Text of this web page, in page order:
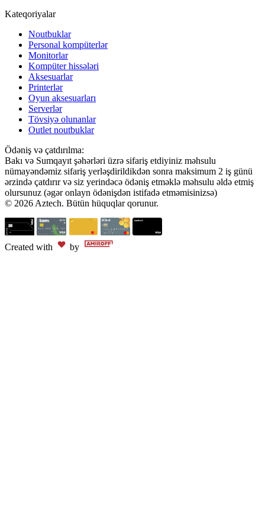
Kateqoriyalar
Noutbuklar
Personal kompüterlər
Monitorlar
Kompüter hissələri
Aksesuarlar
Printerlər
Oyun aksesuarları
Serverlər
Tövsiyə olunanlar
Outlet noutbuklar
Ödəniş və çatdırılma:
Bakı və Sumqayıt şəhərləri üzrə sifariş etdiyiniz məhsulu
nümayəndəmiz sifariş yerləşdirildikdən sonra maksimum 2 iş günü
ərzində çatdırır və siz yerindəcə ödəniş etməklə məhsulu əldə etmiş
olursunuz (əgər onlayn ödənişdən istifadə etməmisinizsə)
© 2026 Aztech. Bütün hüquqlar qorunur.
Created with by